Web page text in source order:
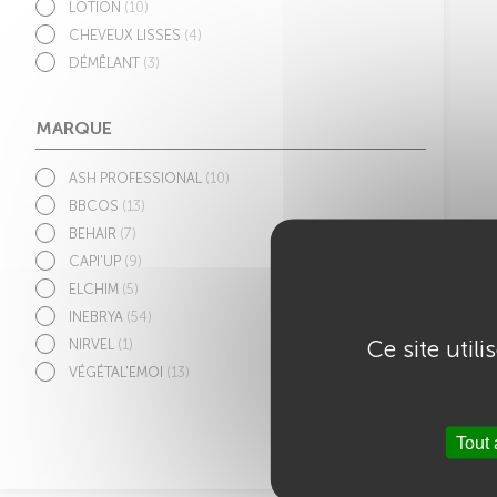
LOTION (10)
CHEVEUX LISSES (4)
DÉMÊLANT (3)
MARQUE
ASH PROFESSIONAL (10)
BBCOS (13)
BEHAIR (7)
CAPI'UP (9)
ELCHIM (5)
INEBRYA (54)
NIRVEL (1)
VÉGÉTAL'EMOI (13)
Ce site
Tout